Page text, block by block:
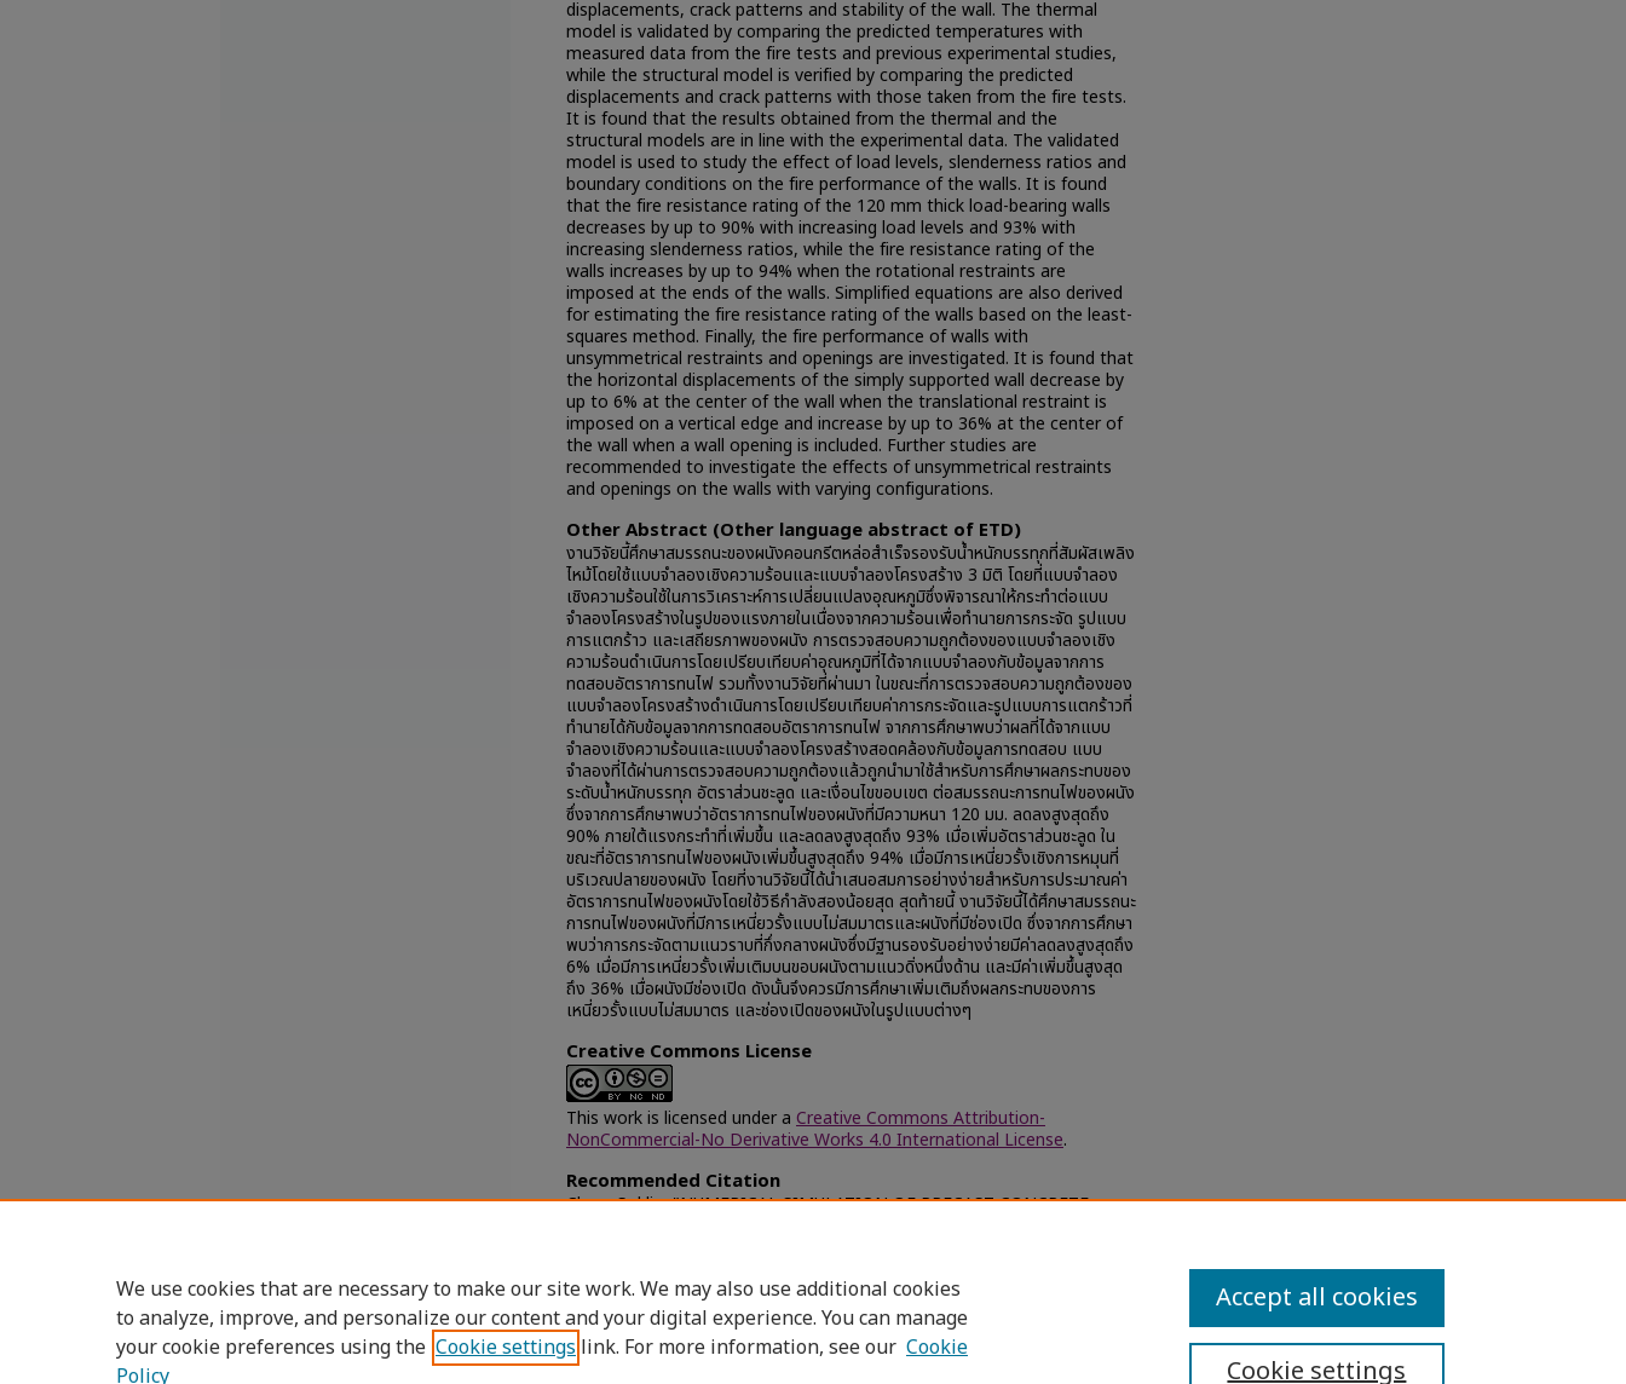
displacements, crack patterns and stability of the wall. The thermal
model is validated by comparing the predicted temperatures with
measured data from the fire tests and previous experimental studies,
while the structural model is verified by comparing the predicted
displacements and crack patterns with those taken from the fire tests.
It is found that the results obtained from the thermal and the
structural models are in line with the experimental data. The validated
model is used to study the effect of load levels, slenderness ratios and
boundary conditions on the fire performance of the walls. It is found
that the fire resistance rating of the 120 mm thick load-bearing walls
decreases by up to 90% with increasing load levels and 93% with
increasing slenderness ratios, while the fire resistance rating of the
walls increases by up to 94% when the rotational restraints are
imposed at the ends of the walls. Simplified equations are also derived
for estimating the fire resistance rating of the walls based on the least-
squares method. Finally, the fire performance of walls with
unsymmetrical restraints and openings are investigated. It is found that
the horizontal displacements of the simply supported wall decrease by
up to 6% at the center of the wall when the translational restraint is
imposed on a vertical edge and increase by up to 36% at the center of
the wall when a wall opening is included. Further studies are
recommended to investigate the effects of unsymmetrical restraints
and openings on the walls with varying configurations.
Other Abstract (Other language abstract of ETD)
งานวิจัยนี้ศึกษาสมรรถนะของผนังคอนกรีตหล่อสำเร็จรองรับน้ำหนักบรรทุกที่สัมผัสเพลิง
ไหม้โดยใช้แบบจำลองเชิงความร้อนและแบบจำลองโครงสร้าง 3 มิติ โดยที่แบบจำลอง
เชิงความร้อนใช้ในการวิเคราะห์การเปลี่ยนแปลงอุณหภูมิซึ่งพิจารณาให้กระทำต่อแบบ
จำลองโครงสร้างในรูปของแรงภายในเนื่องจากความร้อนเพื่อทำนายการกระจัด รูปแบบ
การแตกร้าว และเสถียรภาพของผนัง การตรวจสอบความถูกต้องของแบบจำลองเชิง
ความร้อนดำเนินการโดยเปรียบเทียบค่าอุณหภูมิที่ได้จากแบบจำลองกับข้อมูลจากการ
ทดสอบอัตราการทนไฟ รวมทั้งงานวิจัยที่ผ่านมา ในขณะที่การตรวจสอบความถูกต้องของ
แบบจำลองโครงสร้างดำเนินการโดยเปรียบเทียบค่าการกระจัดและรูปแบบการแตกร้าวที่
ทำนายได้กับข้อมูลจากการทดสอบอัตราการทนไฟ จากการศึกษาพบว่าผลที่ได้จากแบบ
จำลองเชิงความร้อนและแบบจำลองโครงสร้างสอดคล้องกับข้อมูลการทดสอบ แบบ
จำลองที่ได้ผ่านการตรวจสอบความถูกต้องแล้วถูกนำมาใช้สำหรับการศึกษาผลกระทบของ
ระดับน้ำหนักบรรทุก อัตราส่วนชะลูด และเงื่อนไขขอบเขต ต่อสมรรถนะการทนไฟของผนัง
ซึ่งจากการศึกษาพบว่าอัตราการทนไฟของผนังที่มีความหนา 120 มม. ลดลงสูงสุดถึง
90% ภายใต้แรงกระทำที่เพิ่มขึ้น และลดลงสูงสุดถึง 93% เมื่อเพิ่มอัตราส่วนชะลูด ใน
ขณะที่อัตราการทนไฟของผนังเพิ่มขึ้นสูงสุดถึง 94% เมื่อมีการเหนี่ยวรั้งเชิงการหมุนที่
บริเวณปลายของผนัง โดยที่งานวิจัยนี้ได้นำเสนอสมการอย่างง่ายสำหรับการประมาณค่า
อัตราการทนไฟของผนังโดยใช้วิธีกำลังสองน้อยสุด สุดท้ายนี้ งานวิจัยนี้ได้ศึกษาสมรรถนะ
การทนไฟของผนังที่มีการเหนี่ยวรั้งแบบไม่สมมาตรและผนังที่มีช่องเปิด ซึ่งจากการศึกษา
พบว่าการกระจัดตามแนวราบที่กึ่งกลางผนังซึ่งมีฐานรองรับอย่างง่ายมีค่าลดลงสูงสุดถึง
6% เมื่อมีการเหนี่ยวรั้งเพิ่มเติมบนขอบผนังตามแนวดิ่งหนึ่งด้าน และมีค่าเพิ่มขึ้นสูงสุด
ถึง 36% เมื่อผนังมีช่องเปิด ดังนั้นจึงควรมีการศึกษาเพิ่มเติมถึงผลกระทบของการ
เหนี่ยวรั้งแบบไม่สมมาตร และช่องเปิดของผนังในรูปแบบต่างๆ
Creative Commons License
This work is licensed under a Creative Commons Attribution-
NonCommercial-No Derivative Works 4.0 International License.
Recommended Citation
Chou, Soklin, "NUMERICAL SIMULATION OF PRECAST CONCRETE
We use cookies that are necessary to make our site work. We may also use additional cookies
to analyze, improve, and personalize our content and your digital experience. You can manage
your cookie preferences using the Cookie settings link. For more information, see our Cookie
Policy
Cookie settings
Accept all cookies